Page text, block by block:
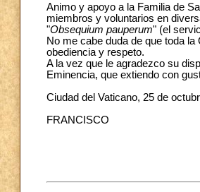
Animo y apoyo a la Familia de
miembros y voluntarios en
"Obsequium pauperum" (el
No me cabe duda de que toda
obediencia y respeto.
A la vez que le agradezco su
Eminencia, que extiendo con
Ciudad del Vaticano, 25 de
FRANCISCO